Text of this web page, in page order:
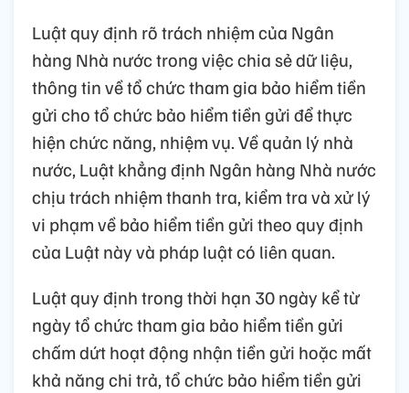
Luật quy định rõ trách nhiệm của Ngân
hàng Nhà nước trong việc chia sẻ dữ liệu,
thông tin về tổ chức tham gia bảo hiểm tiền
gửi cho tổ chức bảo hiểm tiền gửi để thực
hiện chức năng, nhiệm vụ. Về quản lý nhà
nước, Luật khẳng định Ngân hàng Nhà nước
chịu trách nhiệm thanh tra, kiểm tra và xử lý
vi phạm về bảo hiểm tiền gửi theo quy định
của Luật này và pháp luật có liên quan.
Luật quy định trong thời hạn 30 ngày kể từ
ngày tổ chức tham gia bảo hiểm tiền gửi
chấm dứt hoạt động nhận tiền gửi hoặc mất
khả năng chi trả, tổ chức bảo hiểm tiền gửi